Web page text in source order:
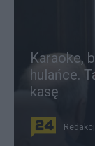
Karaoke,
hulańce.
kasę